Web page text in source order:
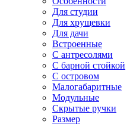
Для студии
Для хрущевки
Для дачи
Встроенные
С антресолями
С барной стойкой
С островом
Малогабаритные
Модульные
Скрытые ручки
Размер